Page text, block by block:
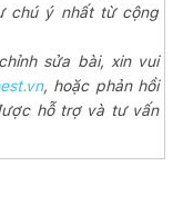
chú ý nhất từ cộng
sửa bài, xin vui
, hoặc phản hồi
hỗ trợ và tư vấn